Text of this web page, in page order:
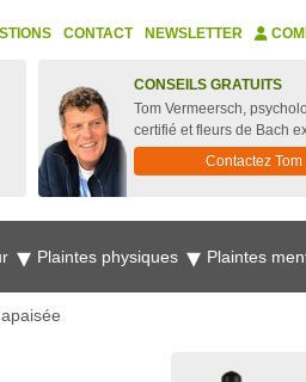
CONTACT NEWSLETTER
CONSEILS GRATUITS
Tom Vermeersch,
certifié et fleurs de Bach
Contactez Tom
Plaintes physiques Plaintes